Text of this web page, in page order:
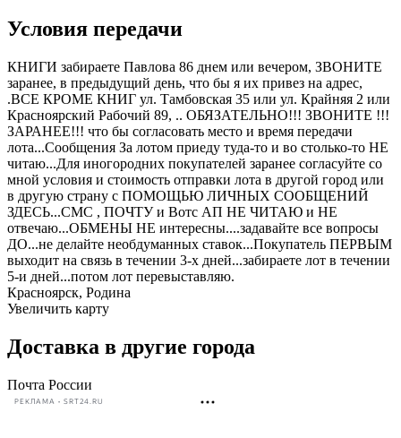
Условия передачи
КНИГИ забираете Павлова 86 днем или вечером, ЗВОНИТЕ
заранее, в предыдущий день, что бы я их привез на адрес,
.ВСЕ КРОМЕ КНИГ ул. Тамбовская 35 или ул. Крайняя 2 или
Красноярский Рабочий 89, .. ОБЯЗАТЕЛЬНО!!! ЗВОНИТЕ !!!
ЗАРАНЕЕ!!! что бы согласовать место и время передачи
лота...Сообщения За лотом приеду туда-то и во столько-то НЕ
читаю...Для иногородних покупателей заранее согласуйте со
мной условия и стоимость отправки лота в другой город или
в другую страну с ПОМОЩЬЮ ЛИЧНЫХ СООБЩЕНИЙ
ЗДЕСЬ...СМС , ПОЧТУ и Вотс АП НЕ ЧИТАЮ и НЕ
отвечаю...ОБМЕНЫ НЕ интересны....задавайте все вопросы
ДО...не делайте необдуманных ставок...Покупатель ПЕРВЫМ
выходит на связь в течении 3-х дней...забираете лот в течении
5-и дней...потом лот перевыставляю.
Красноярск, Родина
Увеличить карту
Доставка в другие города
Почта России
РЕКЛАМА • SRT24.RU